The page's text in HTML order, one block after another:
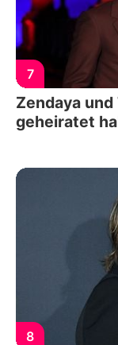
7
Zendaya
geheiratet
8